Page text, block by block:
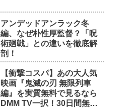
アンデッドアンラック冬
編、なぜ朴性厚監督？「呪
術廻戦」との違いを徹底解
剖！
【衝撃コスパ】あの大人気
映画『鬼滅の刃 無限列車
編』を実質無料で見るなら
DMM TV一択！30日間無料